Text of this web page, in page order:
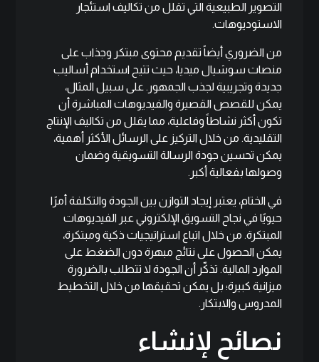
التصوير الطبيعية التي تقلل من تكاليف استئجار
الاستوديوهات.
من الضروري أيضاً تقديم محتوى مبتكر وجذاب على
منصات سوشيال ميديا، حيث تتيح استخدام أساليب
جديدة وتجريبية لجذب الجمهور. على سبيل المثال،
يمكن للقصص القصيرة والفيديوهات المباشرة أن
تكون أكثر نشاطاً وفاعلية، مما يقلل من تكاليف الإنتاج
التقليدية. من خلال التركيز على الرسائل الأكثر أهمية،
يمكن تحسين جودة الرسالة التسويقية وضمان
وصولها بفعالية أكبر.
في الختام، يعتبر إيجاد التوازن بين الجودة والتكلفة أمرًا
حيويًا في نجاح التسويق الإلكتروني عبر الفيديوهات
المبتكرة. من خلال اتباع استراتيجيات ذكية ومبتكرة،
يمكن الحصول على نتائج مبهرة دون الضغط على
الموارد المالية. تذكّر أن الجودة لا تتطلب بالضرورة
ميزانية كبيرة؛ بل يمكن تحقيقها من خلال التخطيط
المدروس والابتكار.
نصائح لإنشاء